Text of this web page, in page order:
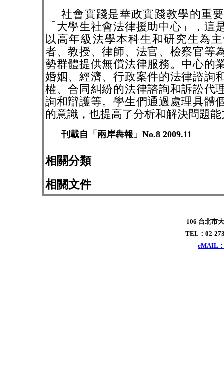
社會實踐是華政實踐教學的重
「大學生社會法律援助中心」，這
以高年級法學本科生和研究生為
者、教授、律師、法官、檢察官等
勢群體提供無償法律服務。中心的
婚姻、經濟、行政案件的法律諮詢
權、合同糾紛的法律諮詢和訴訟代
詢和辯護等。學生們通過處理具體
的意識，也提高了分析和解決問題
刊載自「兩岸犇報」No.8 2009.11
相關分類
相關文件
106 台北市
TEL：02-
eMAIL